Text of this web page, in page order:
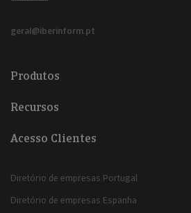
geral@iberinform.pt
Produtos
Recursos
Acesso Clientes
Diretório de empresas Portugal
Diretório de empresas Espanha